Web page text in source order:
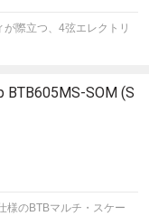
際立つ、4弦エレクトリ
BTB605MS-SOM (S
様のBTBマルチ・スケー